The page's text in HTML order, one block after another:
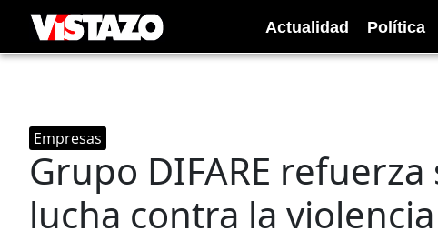
Actualidad Política
Empresas
Grupo DIFARE
lucha contra la